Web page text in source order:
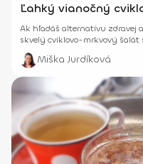
Ľahký vianočný
Ak hľadáš alternatívu zdravej
skvelý cviklovo-mrkvový šalát
Miška Jurdíková